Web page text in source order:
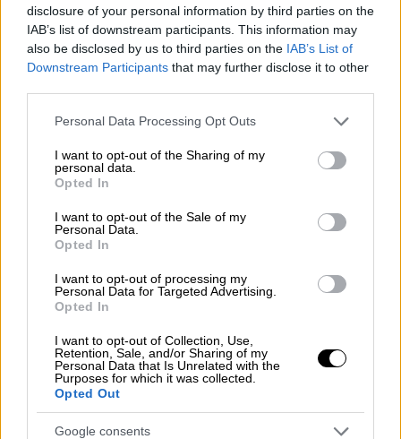
disclosure of your personal information by third parties on the
IAB’s list of downstream participants. This information may
also be disclosed by us to third parties on the IAB’s List of
Downstream Participants that may further disclose it to other
Please note that this website/app uses one or more Google
not limited to your visit or usage behaviour. You may click to
grant or deny consent to Google and its third-party tags to
use your data for below specified purposes in below Google
consent section.
Personal Data Processing Opt Outs
I want to opt-out of the Sharing of my
personal data.
Opted In
I want to opt-out of the Sale of my
Personal Data.
Opted In
I want to opt-out of processing my
Personal Data for Targeted Advertising.
Opted In
I want to opt-out of Collection, Use,
Retention, Sale, and/or Sharing of my
Personal Data that Is Unrelated with the
Purposes for which it was collected.
Opted Out
Google consents
Αθλητισμός |30.01.2023 00:00
τη Ρεάλ Μαδρίτης και η Μπαρτσελόνα
χαμογελά στο +5
Με την ισοπαλία (0-0) της Σοσιεδάδ στο
Μπερναμπέου, η Μπαρτσελόνα βρέθηκε στο
+5 απ' τη Ρεάλ